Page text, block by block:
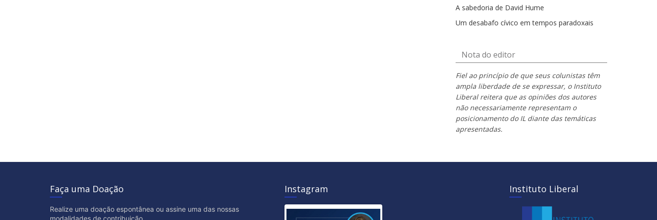
A sabedoria de David Hume
Um desabafo cívico em tempos paradoxais
Nota do editor
Fiel ao princípio de que seus colunistas têm
ampla liberdade de se expressar, o Instituto
Liberal reitera que as opiniões dos autores
não necessariamente representam o
posicionamento do IL diante das temáticas
apresentadas.
Faça uma Doação
Realize uma doação espontânea ou assine uma das nossas
modalidades de contribuição.
Instagram Instituto Liberal